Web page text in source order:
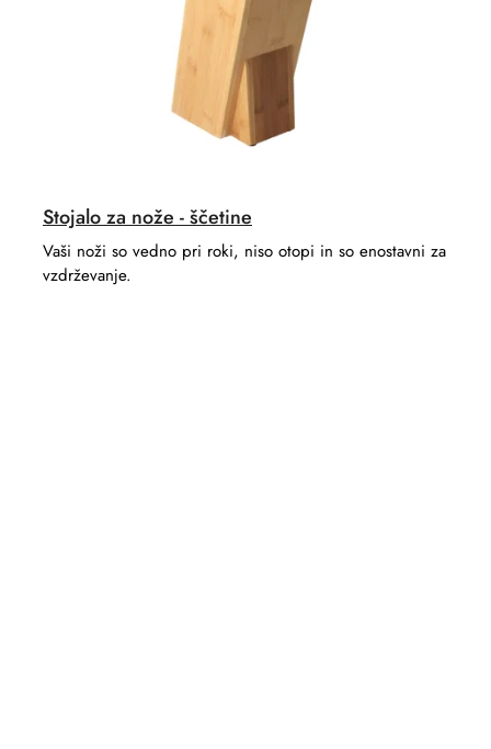
Stojalo za nože - ščetine
Vaši noži so vedno pri roki, niso otopi in so enostavni za
vzdrževanje.